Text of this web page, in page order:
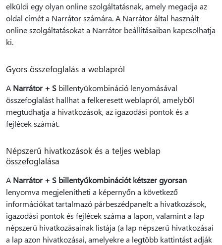
elküldi egy olyan online szolgáltatásnak, amely megadja az
oldal címét a Narrátor számára. A Narrátor által használt
online szolgáltatásokat a Narrátor beállításaiban kapcsolhatja
ki.
Gyors összefoglalás a weblapról
A Narrátor + S billentyűkombináció lenyomásával
összefoglalást hallhat a felkeresett weblapról, amelyből
megtudhatja a hivatkozások, az igazodási pontok és a
fejlécek számát.
Népszerű hivatkozások és a teljes weblap
összefoglalása
A Narrátor + S billentyűkombinációt kétszer gyorsan
lenyomva megjelenítheti a képernyőn a következő
információkat tartalmazó párbeszédpanelt: a hivatkozások,
igazodási pontok és fejlécek száma a lapon, valamint a lap
népszerű hivatkozásainak listája (a lap népszerű hivatkozásai
a lap azon hivatkozásai, amelyekre a legtöbb kattintást adják